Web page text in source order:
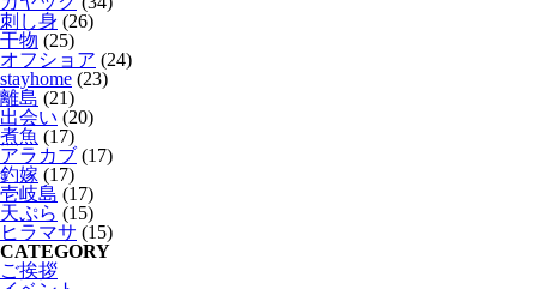
刺し身 (26)
干物 (25)
オフショア (24)
stayhome (23)
離島 (21)
出会い (20)
煮魚 (17)
アラカブ (17)
釣嫁 (17)
壱岐島 (17)
天ぷら (15)
ヒラマサ (15)
CATEGORY
ご挨拶